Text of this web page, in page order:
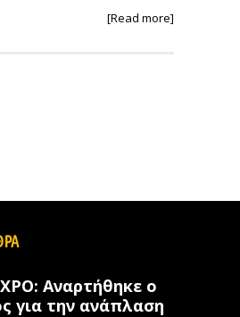
[Read more]
Αναρτήθηκε ο
για την ανάπλαση